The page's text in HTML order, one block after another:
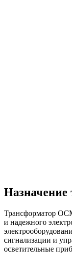
Назначение
Трансформатор
и надежного
сигнализации и
осветительные